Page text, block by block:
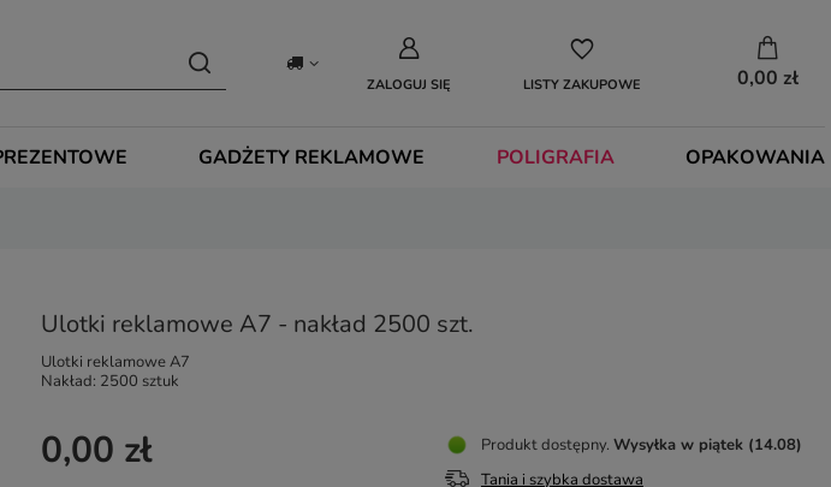
ZALOGUJ SIĘ LISTY ZAKUPOWE 0,00 zł
GADŻETY REKLAMOWE POLIGRAFIA OPAKOWANIA
Ulotki reklamowe A7 - nakład 2500 szt.
Ulotki reklamowe A7
Nakład: 2500 sztuk
0,00 zł Produkt dostępny Wysyłka w piątek (14.08)
Tania i szybka dostawa